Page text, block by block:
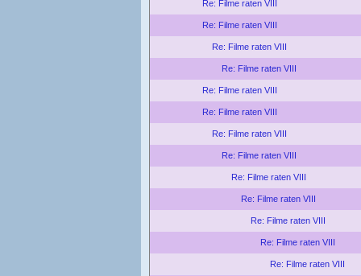
Re: Filme raten VIII
Re: Filme raten VIII
Re: Filme raten VIII
Re: Filme raten VIII
Re: Filme raten VIII
Re: Filme raten VIII
Re: Filme raten VIII
Re: Filme raten VIII
Re: Filme raten VIII
Re: Filme raten VIII
Re: Filme raten VIII
Re: Filme raten VIII
Re: Filme raten VIII